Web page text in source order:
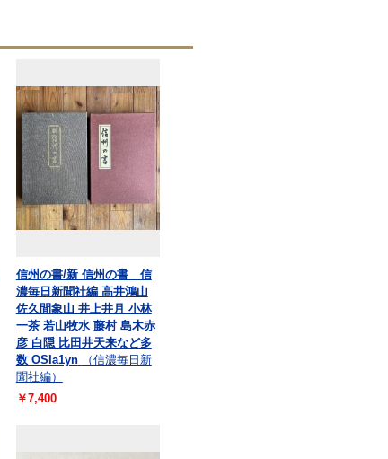
信州の書/新 信州の書 信
濃毎日新聞社編 高井鴻山
佐久間象山 井上井月 小林
一茶 若山牧水 藤村 島木赤
彦 白隠 比田井天来など多
数 OSIa1yn
（信濃毎日新
聞社編）
￥7,400